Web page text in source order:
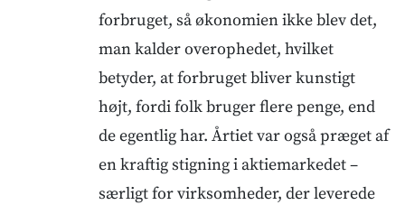
forbruget, så økonomien ikke blev det,
man kalder overophedet, hvilket
betyder, at forbruget bliver kunstigt
højt, fordi folk bruger flere penge, end
de egentlig har. Årtiet var også præget af
en kraftig stigning i aktiemarkedet –
særligt for virksomheder, der leverede